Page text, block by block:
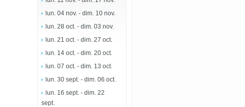
lun. 04 nov. - dim. 10 nov.
lun. 28 oct. - dim. 03 nov.
lun. 21 oct. - dim. 27 oct.
lun. 14 oct. - dim. 20 oct.
lun. 07 oct. - dim. 13 oct.
lun. 30 sept. - dim. 06 oct.
lun. 16 sept. - dim. 22
sept.